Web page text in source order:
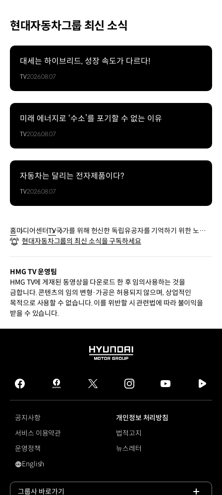
현대자동차그룹 최신 소식
대세는 하이브리드, 성장 속도가 다르다!
TV2026.08.07
미래 에너지로 ‘수소’를 포기할 수 없는 이유
TV2026.08.07
자동차는 달리는 전자제품이다?
TV2026.08.07
홈미디어센터TV국가를 위해 헌신한 독립유공자를 기억하기 위한 노력 |
현대자동차그룹
현대자동차그룹의 최신 소식을 구독하세요
HMG TV 운영팀
HMG TV에 게재된 동영상을 다운로드 한 후 임의사용하는 것을
금합니다. 콘텐츠의 임의 변형·가공은 허용되지 않으며, 상업적인
목적으로 사용할 수 없습니다. 이를 위반할 시 관련법에 따라 불이익을
받을 수 있습니다.
HYUNDAI
GROUP
facebook
hmg
journal
twitter instagram
tv
공지사항
개인정보 처리방침
서비스 이용약관
법적고지
운영정책
뉴스레터
영문 사이트로 이동
English
그룹사 바로가기